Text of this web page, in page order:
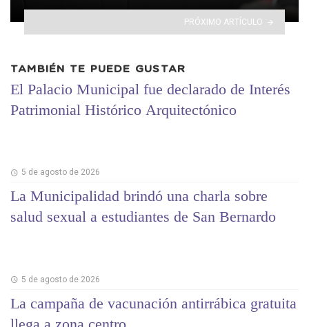
PRÓXIMO ARTÍCULO
TAMBIÉN TE PUEDE GUSTAR
El Palacio Municipal fue declarado de Interés
Patrimonial Histórico Arquitectónico
5 de agosto de 2026
La Municipalidad brindó una charla sobre
salud sexual a estudiantes de San Bernardo
5 de agosto de 2026
La campaña de vacunación antirrábica gratuita